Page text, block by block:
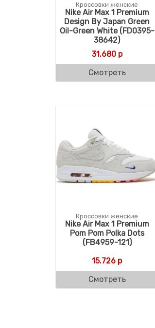
Кроссовки женские
Nike Air Max 1 Premium
Design By Japan Green
Oil-Green White (FD0395-
38642)
31.680р
Смотреть
Кроссовки женские
Nike Air Max 1 Premium
Pom Pom Polka Dots
(FB4959-121)
15.726 р
Смотреть